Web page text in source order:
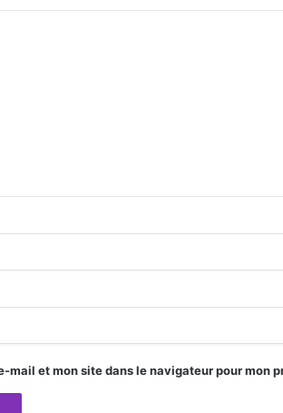
mail et mon site dans le navigateur pour mon